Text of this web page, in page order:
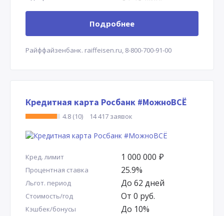
Подробнее
Райффайзенбанк. raiffeisen.ru, 8-800-700-91-00
Кредитная карта Росбанк #МожноВСЁ
4.8 (10) 14 417 заявок
Кред. лимит 1 000 000 Р
Процентная ставка 25.9%
Льгот. период До 62 дней
Стоимость/год От 0 руб.
Кэшбек/бонусы До 10%